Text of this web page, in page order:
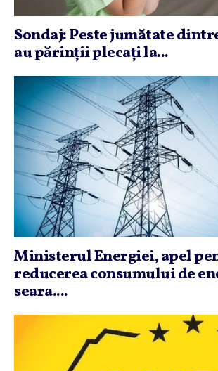
Sondaj: Peste jumătate
au părinţii plecaţi la...
Ministerul Energiei, apel
reducerea consumului de
seara....